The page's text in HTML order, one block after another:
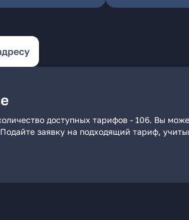
доступных тарифов - 106. Вы
заявку на подходящий тариф,